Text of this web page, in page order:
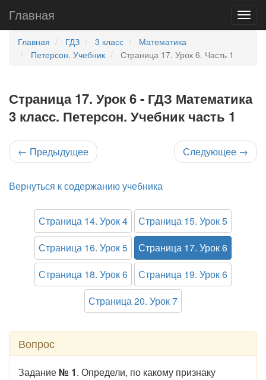
Главная
Главная ГДЗ 3 класс
Математика
Петерсон. Учебник
Страница 17. Урок 6. Часть 1
Страница 17. Урок 6 - ГДЗ Математика
3 класс. Петерсон. Учебник часть 1
← Предыдущее Следующее →
Вернуться к содержанию учебника
Страница 14. Урок 4
Страница 15. Урок 5
Страница 16. Урок 5
Страница 17. Урок 6
Страница 18. Урок 6
Страница 19. Урок 6
Страница 20. Урок 7
Вопрос
Задание№ 1. Определи, по какому признаку